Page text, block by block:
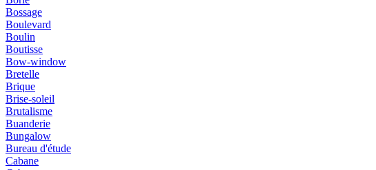
Bossage
Boulevard
Boulin
Boutisse
Bow-window
Bretelle
Brique
Brise-soleil
Brutalisme
Buanderie
Bungalow
Bureau d'étude
Cabane